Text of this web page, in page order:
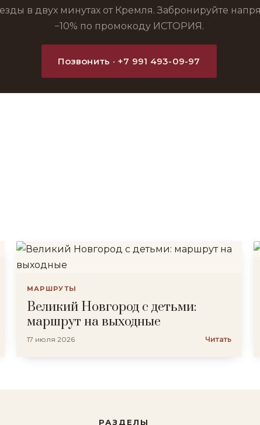
в двух минутах от Кремля. Забронируйте
−10% по промокоду ИСТОРИЯ.
Позвонить · +7 991 493-09-97
МАРШРУТЫ
Великий Новгород с детьми:
маршрут на выходные
17 июля 2026 Читать
РАЗДЕЛЫ